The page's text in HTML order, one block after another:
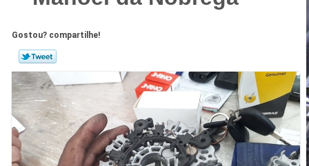
Gostou? compartilhe!